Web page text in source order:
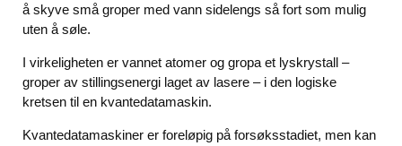
å skyve små groper med vann sidelengs så fort som mulig
uten å søle.
I virkeligheten er vannet atomer og gropa et lyskrystall –
groper av stillingsenergi laget av lasere – i den logiske
kretsen til en kvantedatamaskin.
Kvantedatamaskiner er foreløpig på forsøksstadiet, men kan